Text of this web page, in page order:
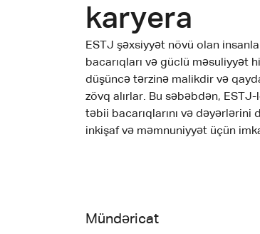
karyera
ESTJ şəxsiyyət növü olan
bacarıqları və güclü məsuliyyət
düşüncə tərzinə malikdir və
zövq alırlar. Bu səbəbdən,
təbii bacarıqlarını və dəyərlərini
inkişaf və məmnuniyyət üçün
Mündəricat